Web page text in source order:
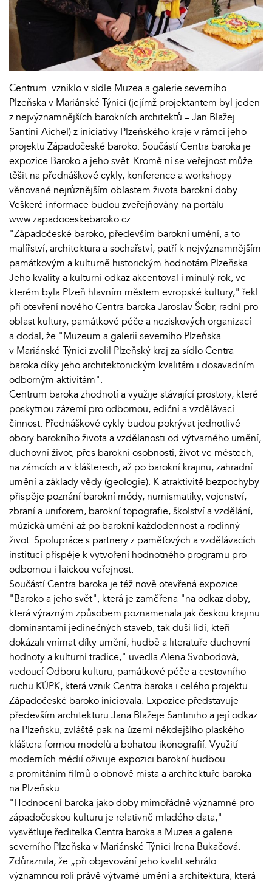
Centrum vzniklo v sídle Muzea a galerie severního
Plzeňska v Mariánské Týnici (jejímž projektantem byl jeden
z nejvýznamnějších barokních architektů – Jan Blažej
Santini-Aichel) z iniciativy Plzeňského kraje v rámci jeho
projektu Západočeské baroko. Součástí Centra baroka je
expozice Baroko a jeho svět. Kromě ní se veřejnost může
těšit na přednáškové cykly, konference a workshopy
věnované nejrůznějším oblastem života barokní doby.
Veškeré informace budou zveřejňovány na portálu
www.zapadoceskebaroko.cz.
"Západočeské baroko, především barokní umění, a to
malířství, architektura a sochařství, patří k nejvýznamnějším
památkovým a kulturně historickým hodnotám Plzeňska.
Jeho kvality a kulturní odkaz akcentoval i minulý rok, ve
kterém byla Plzeň hlavním městem evropské kultury," řekl
při otevření nového Centra baroka Jaroslav Šobr, radní pro
oblast kultury, památkové péče a neziskových organizací
a dodal, že "Muzeum a galerii severního Plzeňska
v Mariánské Týnici zvolil Plzeňský kraj za sídlo Centra
baroka díky jeho architektonickým kvalitám i dosavadním
odborným aktivitám".
Centrum baroka zhodnotí a využije stávající prostory, které
poskytnou zázemí pro odbornou, ediční a vzdělávací
činnost. Přednáškové cykly budou pokrývat jednotlivé
obory barokního života a vzdělanosti od výtvarného umění,
duchovní život, přes barokní osobnosti, život ve městech,
na zámcích a v klášterech, až po barokní krajinu, zahradní
umění a základy vědy (geologie). K atraktivitě bezpochyby
přispěje poznání barokní módy, numismatiky, vojenství,
zbraní a uniforem, barokní topografie, školství a vzdělání,
múzická umění až po barokní každodennost a rodinný
život. Spolupráce s partnery z paměťových a vzdělávacích
institucí přispěje k vytvoření hodnotného programu pro
odbornou i laickou veřejnost.
Součástí Centra baroka je též nově otevřená expozice
"Baroko a jeho svět", která je zaměřena "na odkaz doby,
která výrazným způsobem poznamenala jak českou krajinu
dominantami jedinečných staveb, tak duši lidí, kteří
dokázali vnímat díky umění, hudbě a literatuře duchovní
hodnoty a kulturní tradice," uvedla Alena Svobodová,
vedoucí Odboru kulturu, památkové péče a cestovního
ruchu KÚPK, která vznik Centra baroka i celého projektu
Západočeské baroko iniciovala. Expozice představuje
především architekturu Jana Blažeje Santiniho a její odkaz
na Plzeňsku, zvláště pak na území někdejšího plaského
kláštera formou modelů a bohatou ikonografií. Využití
moderních médií oživuje expozici barokní hudbou
a promítáním filmů o obnově místa a architektuře baroka
na Plzeňsku.
"Hodnocení baroka jako doby mimořádně významné pro
západočeskou kulturu je relativně mladého data,"
vysvětluje ředitelka Centra baroka a Muzea a galerie
severního Plzeňska v Mariánské Týnici Irena Bukačová.
Zdůraznila, že „při objevování jeho kvalit sehrálo
významnou roli právě výtvarné umění a architektura, která